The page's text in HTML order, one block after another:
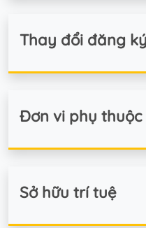
Thay đổi đăng
Đơn vi phụ thuộc
Sở hữu trí tuệ